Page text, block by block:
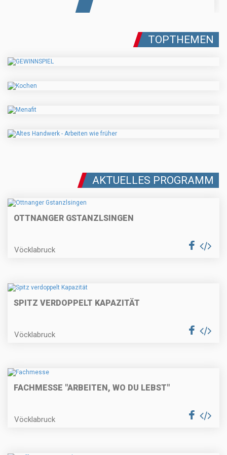
TOPTHEMEN
AKTUELLES PROGRAMM
OTTNANGER GSTANZLSINGEN
Vöcklabruck
SPITZ VERDOPPELT KAPAZITÄT
Vöcklabruck
FACHMESSE "ARBEITEN, WO DU LEBST"
Vöcklabruck